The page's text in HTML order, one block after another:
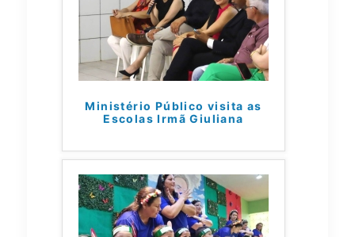
Ministério Público visita as
Escolas Irmã Giuliana